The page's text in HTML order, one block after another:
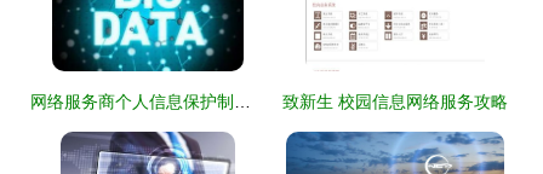
致新生 校园信息网络服务攻略